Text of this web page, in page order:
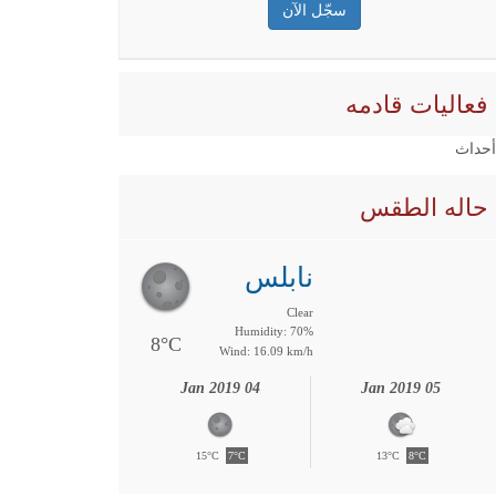
فعاليات قادمه
أحداث
حاله الطقس
8°C
نابلس
Clear
Humidity: 70%
Wind: 16.09 km/h
04 Jan 2019
15°C 7°C
05 Jan 2019
13°C 8°C